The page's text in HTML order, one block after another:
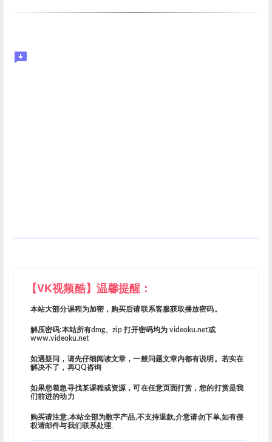
【VK视频酷】温馨提醒：
本站大部分课程为加密，购买后请联系客服获取播放密码。
解压密码:本站所有dmg、zip 打开密码均为 videoku.net或
www.videoku.net
如遇疑问，请先仔细阅读文章，一般问题文章内都有说明。若实在
解决不了，再QQ咨询
如果您着急寻找某课程或资源，可在任意页面打赏，您的打赏是我
们前进的动力
购买请注意,本站全部为数字产品,不支持退款,介意请勿下单,如有侵
权请邮件与我们联系处理.